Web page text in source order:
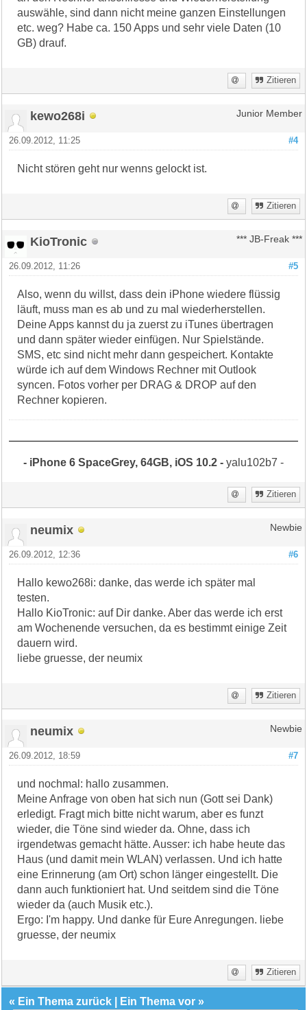
auswähle, sind dann nicht meine ganzen Einstellungen
etc. weg? Habe ca. 150 Apps und sehr viele Daten (10
GB) drauf.
Zitieren
kewo268i Junior Member
#4
26.09.2012, 11:25
Nicht stören geht nur wenns gelockt ist.
Zitieren
KioTronic *** JB-Freak ***
#5
26.09.2012, 11:26
Also, wenn du willst, dass dein iPhone wiedere flüssig
läuft, muss man es ab und zu mal wiederherstellen.
Deine Apps kannst du ja zuerst zu iTunes übertragen
und dann später wieder einfügen. Nur Spielstände.
SMS, etc sind nicht mehr dann gespeichert. Kontakte
würde ich auf dem Windows Rechner mit Outlook
syncen. Fotos vorher per DRAG & DROP auf den
Rechner kopieren.
- iPhone 6 SpaceGrey, 64GB, iOS 10.2 -yalu102b7 -
Zitieren
neumix Newbie
#6
26.09.2012, 12:36
Hallo kewo268i: danke, das werde ich später mal
testen.
Hallo KioTronic: auf Dir danke. Aber das werde ich erst
am Wochenende versuchen, da es bestimmt einige Zeit
dauern wird.
liebe gruesse, der neumix
Zitieren
neumix Newbie
#7
26.09.2012, 18:59
und nochmal: hallo zusammen.
Meine Anfrage von oben hat sich nun (Gott sei Dank)
erledigt. Fragt mich bitte nicht warum, aber es funzt
wieder, die Töne sind wieder da. Ohne, dass ich
irgendetwas gemacht hätte. Ausser: ich habe heute das
Haus (und damit mein WLAN) verlassen. Und ich hatte
eine Erinnerung (am Ort) schon länger eingestellt. Die
dann auch funktioniert hat. Und seitdem sind die Töne
wieder da (auch Musik etc.).
Ergo: I'm happy. Und danke für Eure Anregungen. liebe
gruesse, der neumix
Zitieren
« Ein Thema zurück Ein Thema vor »